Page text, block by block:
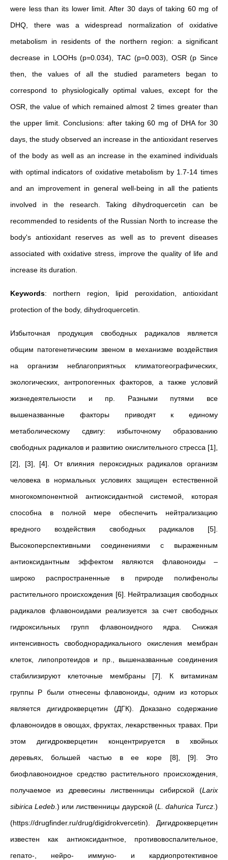
were less than its lower limit. After 30 days of taking 60 mg of
DHQ, there was a widespread normalization of oxidative
metabolism in residents of the northern region: a significant
decrease in LOOHs (p=0.034), TAC (p=0.003), OSR (p Since
then, the values of all the studied parameters began to
correspond to physiologically optimal values, except for the
OSR, the value of which remained almost 2 times greater than
the upper limit. Conclusions: after taking 60 mg of DHA for 30
days, the study observed an increase in the antioxidant reserves
of the body as well as an increase in the examined individuals
with optimal indicators of oxidative metabolism by 1.7-14 times
and an improvement in general well-being in all the patients
involved in the research. Taking dihydroquercetin can be
recommended to residents of the Russian North to increase the
body's antioxidant reserves as well as to prevent diseases
associated with oxidative stress, improve the quality of life and
increase its duration.
Keywords: northern region, lipid peroxidation, antioxidant
protection of the body, dihydroquercetin.
Избыточная продукция свободных радикалов является
общим патогенетическим звеном в механизме воздействия
на организм неблагоприятных климатогеографических,
экологических, антропогенных факторов, а также условий
жизнедеятельности и пр. Разными путями все
вышеназванные факторы приводят к единому
метаболическому сдвигу: избыточному образованию
свободных радикалов и развитию окислительного стресса [1],
[2], [3], [4]. От влияния пероксидных радикалов организм
человека в нормальных условиях защищен естественной
многокомпонентной антиоксидантной системой, которая
способна в полной мере обеспечить нейтрализацию
вредного воздействия свободных радикалов [5].
Высокоперспективными соединениями с выраженным
антиоксидантным эффектом являются флавоноиды –
широко распространенные в природе полифенолы
растительного происхождения [6]. Нейтрализация свободных
радикалов флавоноидами реализуется за счет свободных
гидроксильных групп флавоноидного ядра. Снижая
интенсивность свободнорадикального окисления мембран
клеток, липопротеидов и пр., вышеназванные соединения
стабилизируют клеточные мембраны [7]. К витаминам
группы Р были отнесены флавоноиды, одним из которых
является дигидрокверцетин (ДГК). Доказано содержание
флавоноидов в овощах, фруктах, лекарственных травах. При
этом дигидрокверцетин концентрируется в хвойных
деревьях, большей частью в ее коре [8], [9]. Это
биофлавоноидное средство растительного происхождения,
получаемое из древесины лиственницы сибирской (Larix
sibirica Ledeb .) или лиственницы даурской (L dahurica Turcz .)
(https://drugfinder.ru/drug/digidrokvercetin). Дигидрокверцетин
известен как антиоксидантное, противовоспалительное,
гепато-, нейро- иммуно- и кардиопротективное